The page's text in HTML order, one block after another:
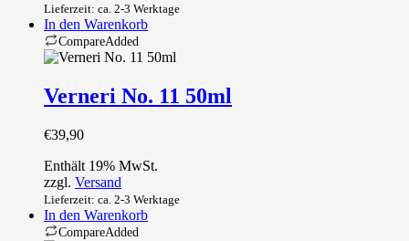
Lieferzeit: ca. 2-3 Werktage
In den Warenkorb
CompareAdded
Verneri No. 11 50ml
€39,90
Enthält 19% MwSt.
zzgl. Versand
Lieferzeit: ca. 2-3 Werktage
In den Warenkorb
CompareAdded